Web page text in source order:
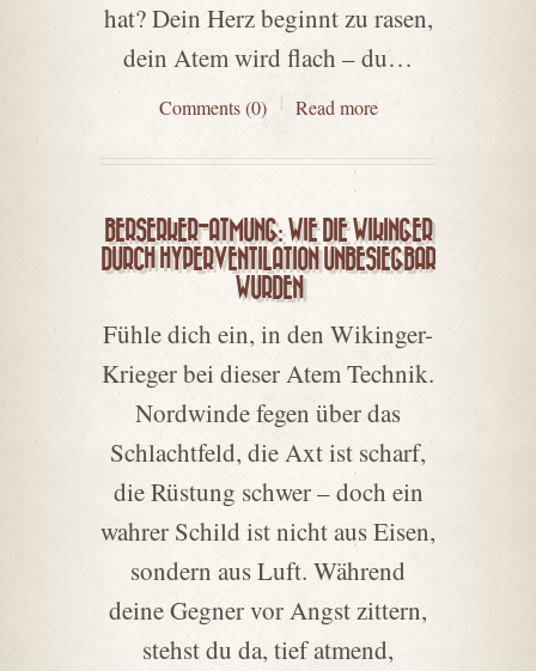
hat? Dein Herz beginnt zu rasen,
dein Atem wird flach – du…
Comments (0) Read more
BERSERKER-ATMUNG: WIE DIE WIKINGER
DURCH HYPERVENTILATION UNBESIEGBAR
WURDEN
Fühle dich ein, in den Wikinger-
Krieger bei dieser Atem Technik.
Nordwinde fegen über das
Schlachtfeld, die Axt ist scharf,
die Rüstung schwer – doch ein
wahrer Schild ist nicht aus Eisen,
sondern aus Luft. Während
deine Gegner vor Angst zittern,
stehst du da, tief atmend,